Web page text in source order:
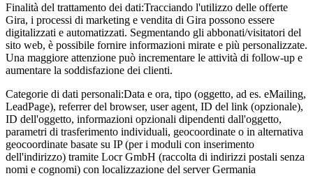
Finalità del trattamento dei dati:Tracciando l'utilizzo delle offerte
Gira, i processi di marketing e vendita di Gira possono essere
digitalizzati e automatizzati. Segmentando gli abbonati/visitatori del
sito web, è possibile fornire informazioni mirate e più personalizzate.
Una maggiore attenzione può incrementare le attività di follow-up e
aumentare la soddisfazione dei clienti.
Categorie di dati personali:Data e ora, tipo (oggetto, ad es. eMailing,
LeadPage), referrer del browser, user agent, ID del link (opzionale),
ID dell'oggetto, informazioni opzionali dipendenti dall'oggetto,
parametri di trasferimento individuali, geocoordinate o in alternativa
geocoordinate basate su IP (per i moduli con inserimento
dell'indirizzo) tramite Locr GmbH (raccolta di indirizzi postali senza
nomi e cognomi) con localizzazione del server Germania